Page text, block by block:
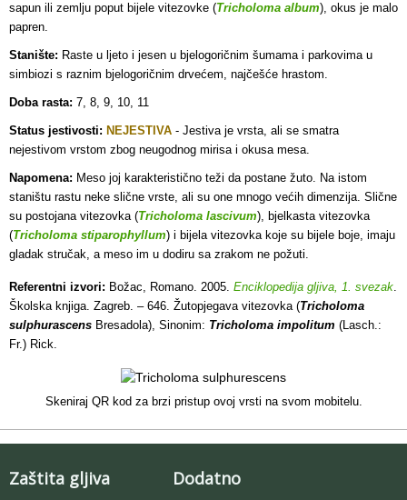
sapun ili zemlju poput bijele vitezovke (Tricholoma album), okus je malo
papren.
Stanište: Raste u ljeto i jesen u bjelogoričnim šumama i parkovima u
simbiozi s raznim bjelogoričnim drvećem, najčešće hrastom.
Doba rasta: 7, 8, 9, 10, 11
Status jestivosti: NEJESTIVA - Jestiva je vrsta, ali se smatra
nejestivom vrstom zbog neugodnog mirisa i okusa mesa.
Napomena: Meso joj karakteristično teži da postane žuto. Na istom
staništu rastu neke slične vrste, ali su one mnogo većih dimenzija. Slične
su postojana vitezovka (Tricholoma lascivum), bjelkasta vitezovka
(Tricholoma stiparophyllum) i bijela vitezovka koje su bijele boje, imaju
gladak stručak, a meso im u dodiru sa zrakom ne požuti.
Referentni izvori: Božac, Romano. 2005. Enciklopedija gljiva, 1. svezak.
Školska knjiga. Zagreb. – 646. Žutopjegava vitezovka (Tricholoma
sulphurascens Bresadola), Sinonim: Tricholoma impolitum (Lasch.:
Fr.) Rick.
Skeniraj QR kod za brzi pristup ovoj vrsti na svom mobitelu.
Zaštita gljiva Dodatno